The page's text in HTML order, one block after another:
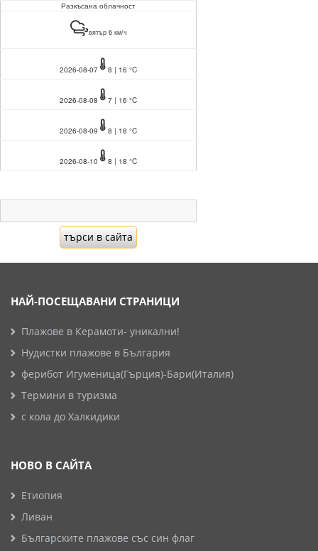
Разкъсана облачност
вятър 6 км/ч
2026-08-07 8 | 16 °C
2026-08-08 7 | 16 °C
2026-08-09 8 | 18 °C
2026-08-10 8 | 18 °C
НАЙ-ПОСЕЩАВАНИ СТРАНИЦИ
Плажове в Керамоти- уникални!
Нудистки плажове в България
ферибот Игуменица(Гърция)-Бари(Италия)
Термини в туризма
с кола до Халкидики
НОВО В САЙТА
Етиопия
Ливан
Българските плажове със син флаг